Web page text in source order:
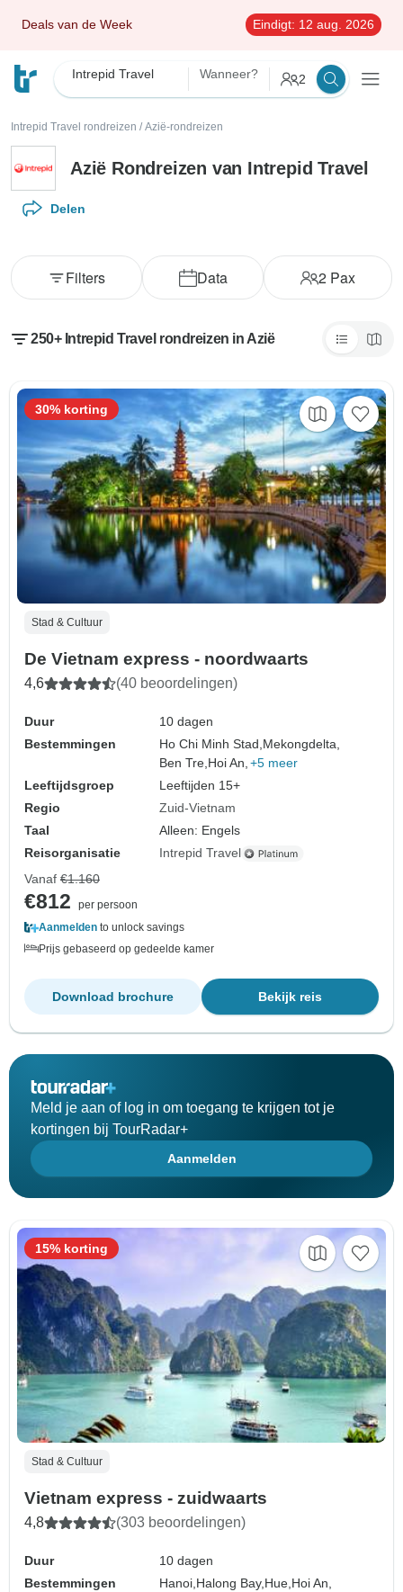
Deals van de Week Eindigt: 12 aug. 2026
Intrepid Travel Wanneer? 2
Intrepid Travel rondreizen / Azië-rondreizen
Azië Rondreizen van Intrepid Travel
Delen
Data 2 Pax
Filters
250+ Intrepid Travel rondreizen in Azië
Stad & Cultuur
De Vietnam express - noordwaarts
4,6 (40 beoordelingen)
Duur
10 dagen
Bestemmingen
Ho Chi Minh Stad, Mekongdelta,
Ben Tre, Hoi An, +5 meer
Leeftijdsgroep
Leeftijden 15+
Regio
Zuid-Vietnam
Taal
Alleen: Engels
Reisorganisatie
Intrepid Travel
30% korting
Vanaf €1.160
€812
per persoon
Aanmelden to unlock savings
Prijs gebaseerd op gedeelde kamer
Bekijk reis
Download brochure
Meld je aan of log in om toegang te krijgen tot je
kortingen bij TourRadar+
Aanmelden
Stad & Cultuur
Vietnam express - zuidwaarts
4,8 (303 beoordelingen)
Duur
10 dagen
Bestemmingen
Hanoi,Halong Bay,Hue,Hoi An,
15% korting